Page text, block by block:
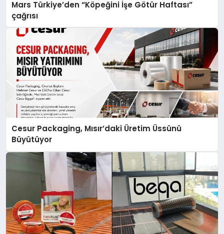
Mars Türkiye’den “Köpeğini İşe Götür Haftası”
çağrısı
Cesur Packaging, Mısır’daki Üretim Üssünü
Büyütüyor